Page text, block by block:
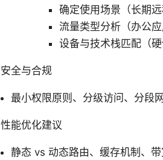
确定使用场景（长期
流量类型分析（办公
设备与技术栈匹配（
安全与合规
最小权限原则、分级访问、分段
性能优化建议
静态 vs 动态路由、缓存机制、